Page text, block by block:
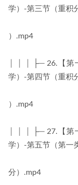
学）-第三节（重积
）.mp4
│ │ │ ├─ 26.【第
学）-第四节（重积
）.mp4
│ │ │ ├─ 27.【第
学）-第五节（第一
分）.mp4